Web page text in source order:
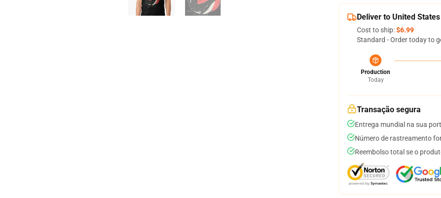
Deliver to United States
Cost to ship:$6.99
Standard - Order today to
Production
Today
Transação segura
Entrega mundial na sua
Número de rastreamento
Reembolso total se o